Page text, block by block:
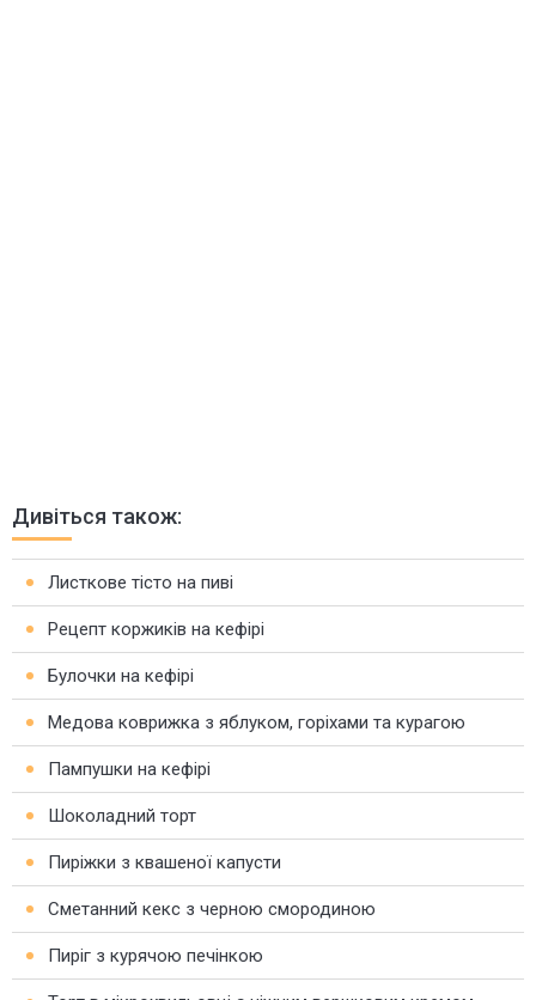
Дивіться також:
Листкове тісто на пиві
Рецепт коржиків на кефірі
Булочки на кефірі
Медова коврижка з яблуком, горіхами та курагою
Пампушки на кефірі
Шоколадний торт
Пиріжки з квашеної капусти
Сметанний кекс з черною смородиною
Пиріг з курячою печінкою